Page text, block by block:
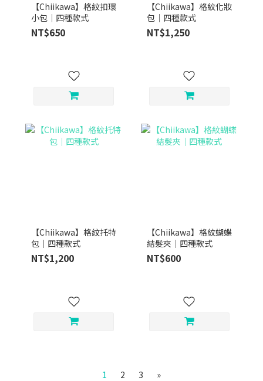
【Chiikawa】格紋扣環
小包｜四種款式
NT$650
【Chiikawa】格紋化妝
包｜四種款式
NT$1,250
【Chiikawa】格紋托特
包｜四種款式
NT$1,200
【Chiikawa】格紋蝴蝶
結髮夾｜四種款式
NT$600
1 2 3 »